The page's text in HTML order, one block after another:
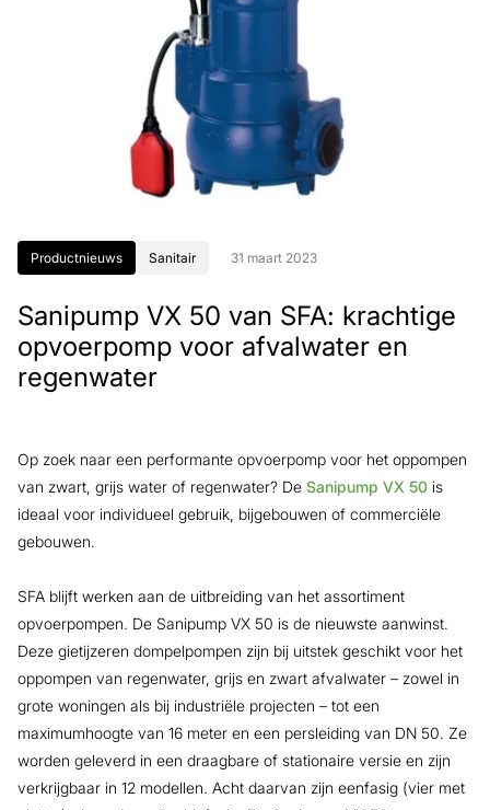
Productnieuws Sanitair 31 maart 2023
Sanipump VX 50 van SFA: krachtige
opvoerpomp voor afvalwater en
regenwater
Op zoek naar een performante opvoerpomp voor het oppompen
van zwart, grijs water of regenwater? De Sanipump VX 50 is
ideaal voor individueel gebruik, bijgebouwen of commerciële
gebouwen.
SFA blijft werken aan de uitbreiding van het assortiment
opvoerpompen. De Sanipump VX 50 is de nieuwste aanwinst.
Deze gietijzeren dompelpompen zijn bij uitstek geschikt voor het
oppompen van regenwater, grijs en zwart afvalwater – zowel in
grote woningen als bij industriële projecten – tot een
maximumhoogte van 16 meter en een persleiding van DN 50. Ze
worden geleverd in een draagbare of stationaire versie en zijn
verkrijgbaar in 12 modellen. Acht daarvan zijn eenfasig (vier met